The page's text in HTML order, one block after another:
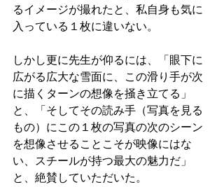
るイメージが撮れたと、私自身も気に
入っている１枚に違いない。
しかし更に先生が仰るには、「眼下に
広がる広大な雪面に、この滑り手が次
に描くターンの想像を掻き立てる」
と、「そしてその読み手（写真を見る
もの）にこの１枚の写真の次のシーン
を想像させることこそが映像にはな
い、スチールが持つ最大の魅力だ」
と、絶賛していただいた。